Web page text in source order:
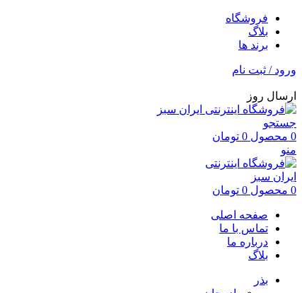
فروشگاه
بلاگ
برند ها
ورود / ثبت نام
ارسال روز
جستجو
0 محصول 0 تومان
منو
0 محصول 0 تومان
صفحه اصلی
تماس با ما
درباره ما
بلاگ
بذر